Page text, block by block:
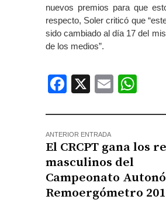
nuevos premios para que
respecto, Soler criticó que
sido cambiado al día 17 del
de los medios”.
Facebook
X Email
ANTERIOR ENTRADA
El CRCPT gana los
masculinos del
Campeonato
Remoergómetro